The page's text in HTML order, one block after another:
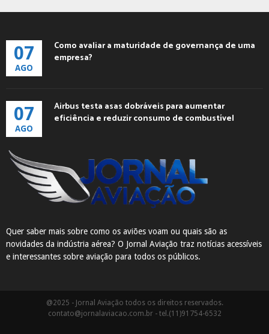
07
AGO
Como avaliar a maturidade de governança de uma
empresa?
07
AGO
Airbus testa asas dobráveis para aumentar
eficiência e reduzir consumo de combustível
Quer saber mais sobre como os aviões voam ou quais são as
novidades da indústria aérea? O Jornal Aviação traz notícias acessíveis
e interessantes sobre aviação para todos os públicos.
@2025 - Jornal Aviação todos os direitos reservados.
contato@jornalaviacao.com.br- tel.(11)91754-6532